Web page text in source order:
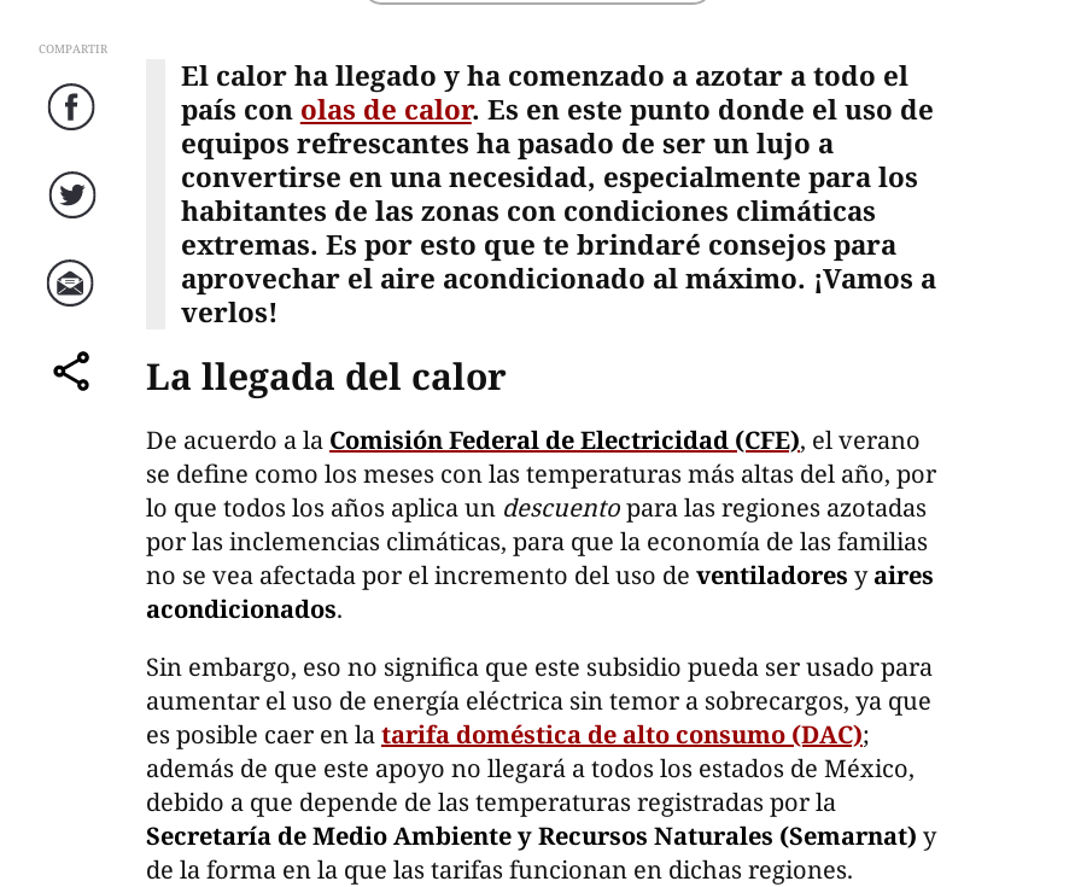
COMPARTIR
Facebook
Twitter
Correo
comparte
El calor ha llegado y ha comenzado a azotar a todo el
país con olas de calor. Es en este punto donde el uso de
equipos refrescantes ha pasado de ser un lujo a
convertirse en una necesidad, especialmente para los
habitantes de las zonas con condiciones climáticas
extremas. Es por esto que te brindaré consejos para
aprovechar el aire acondicionado al máximo. ¡Vamos a
verlos!
La llegada del calor
De acuerdo a la Comisión Federal de Electricidad (CFE), el verano
se define como los meses con las temperaturas más altas del año, por
lo que todos los años aplica un descuentopara las regiones azotadas
por las inclemencias climáticas, para que la economía de las familias
no se vea afectada por el incremento del uso de ventiladores yaires
acondicionados.
Sin embargo, eso no significa que este subsidio pueda ser usado para
aumentar el uso de energía eléctrica sin temor a sobrecargos, ya que
es posible caer en latarifa doméstica de alto consumo (DAC);
además de que este apoyo no llegará a todos los estados de México,
debido a que depende de las temperaturas registradas por la
Secretaría de Medio Ambiente y Recursos Naturales (Semarnat) y
de la forma en la que las tarifas funcionan en dichas regiones.